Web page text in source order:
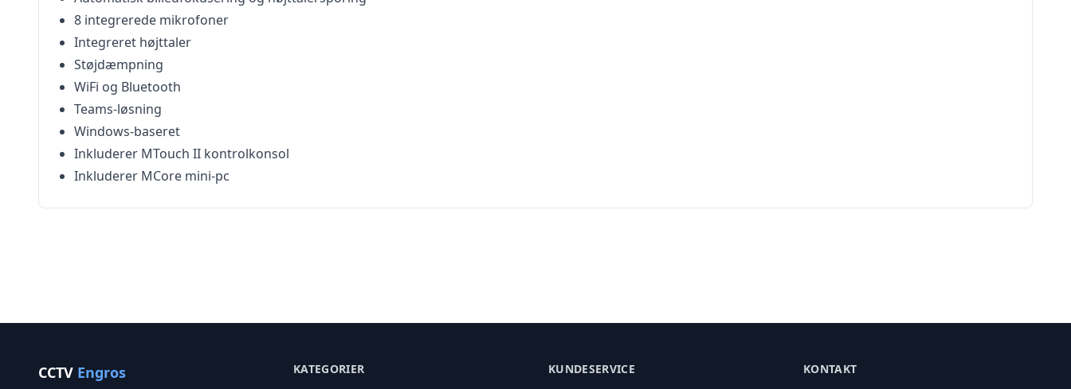
8 integrerede mikrofoner
Integreret højttaler
Støjdæmpning
WiFi og Bluetooth
Teams-løsning
Windows-baseret
Inkluderer MTouch II kontrolkonsol
Inkluderer MCore mini-pc
CCTV Engros
KATEGORIER
KUNDESERVICE
KONTAKT